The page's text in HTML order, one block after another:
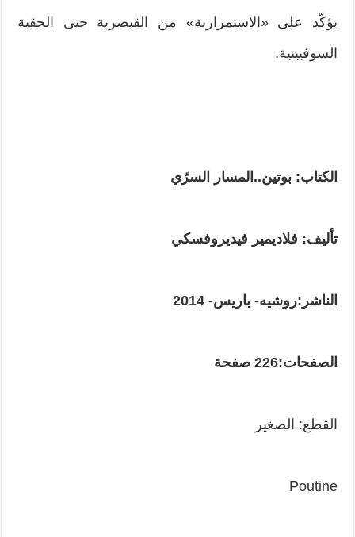
يؤكّد على «الاستمرارية» من القيصرية حتى الحقبة
السوفييتية.
الكتاب: بوتين..المسار السرّي
تأليف: فلاديمير فيديروفسكي
الناشر:روشيه- باريس- 2014
الصفحات:226 صفحة
القطع: الصغير
Poutine